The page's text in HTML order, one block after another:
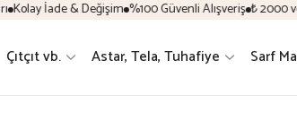
Kolay İade & Değişim %100 Güvenli Alışveriş ₺ 2000 ve
Çıtçıt vb. Astar, Tela, Tuhafiye Sarf